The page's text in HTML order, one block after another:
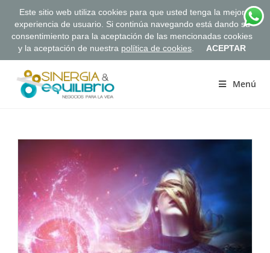
contenido
Menú
Este sitio web utiliza cookies para que usted tenga la mejor
experiencia de usuario. Si continúa navegando está dando su
consentimiento para la aceptación de las mencionadas cookies
y la aceptación de nuestra política de cookies ACEPTAR